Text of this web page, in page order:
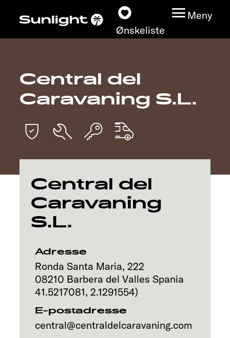
Ønskeliste
Meny
Modeller
Finn din Sunlight
Oppdage
Service
Central del
Caravaning S.L.
Central del
Caravaning
S.L.
Adresse
Ronda Santa Maria, 222
08210 Barbera del Valles Spania
41.5217081, 2.1291554)
E-postadresse
central@centraldelcaravaning.com